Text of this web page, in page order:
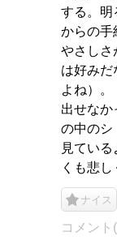
する。明
からの手
やさしさ
は好みだ
よね）
出せなか
の中のシ
見てい
くも悲
ナイス
コメント